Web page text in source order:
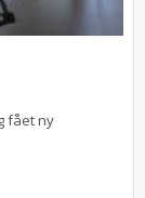
fået ny